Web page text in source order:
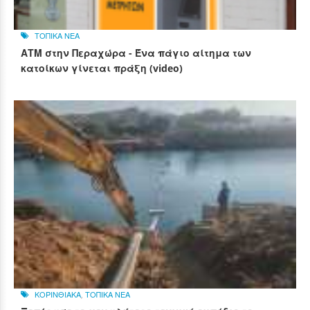
ΤΟΠΙΚΑ ΝΕΑ
ΑΤΜ στην Περαχώρα - Ένα πάγιο αίτημα των
κατοίκων γίνεται πράξη (video)
ΚΟΡΙΝΘΙΑΚΑ ΤΟΠΙΚΑ ΝΕΑ